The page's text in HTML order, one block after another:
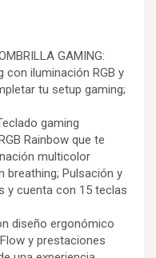
GAMING:
iluminación RGB y
tu setup gaming;
gaming
Rainbow que te
multicolor
breathing; Pulsación y
y cuenta con 15 teclas
diseño ergonómico
y prestaciones